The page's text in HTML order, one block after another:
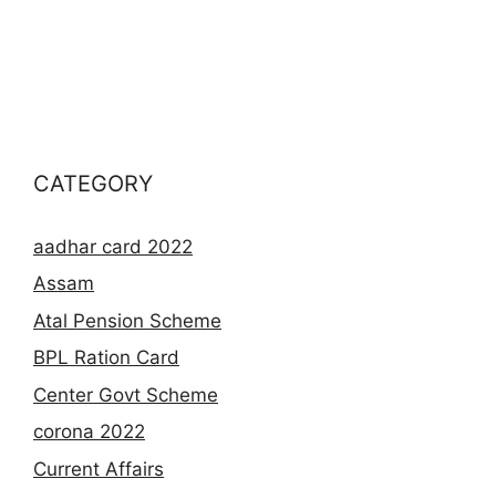
CATEGORY
aadhar card 2022
Assam
Atal Pension Scheme
BPL Ration Card
Center Govt Scheme
corona 2022
Current Affairs